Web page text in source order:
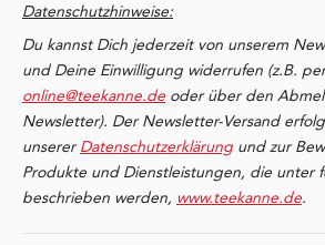
Datenschutzhinweise:
Du kannst Dich jederzeit von unserem
und Deine Einwilligung widerrufen (z.B.
online@teekanne.de oder über den
Newsletter). Der Newsletter-Versand
unsererDatenschutzerklärung und zur
Produkte und Dienstleistungen, die unter
beschrieben werden, www.teekanne.de.